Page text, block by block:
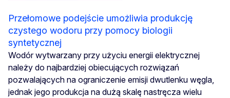
Przełomowe podejście umożliwia produkcję
czystego wodoru przy pomocy biologii
syntetycznej
Wodór wytwarzany przy użyciu energii elektrycznej
należy do najbardziej obiecujących rozwiązań
pozwalających na ograniczenie emisji dwutlenku węgla,
jednak jego produkcja na dużą skalę nastręcza wielu